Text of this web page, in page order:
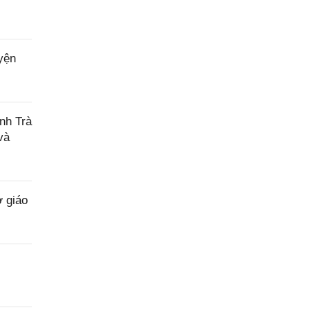
Trà
giáo